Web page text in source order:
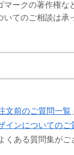
マークの著作権な
いてのご相談は承
文前のご質問一覧
インについてのご
くある質問集が